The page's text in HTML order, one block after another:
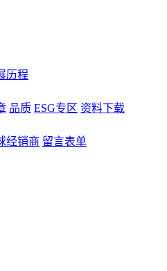
历程
品质 ESG专区 资料下载
经销商 留言表单